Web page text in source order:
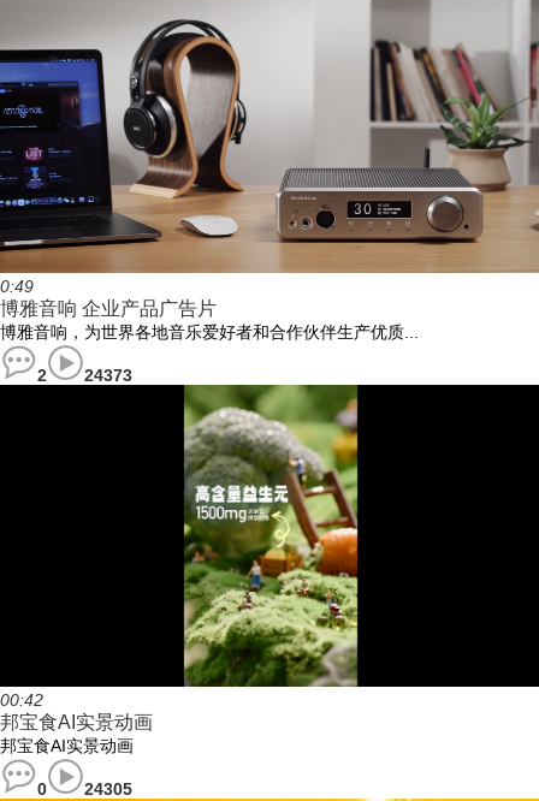
0:49
博雅音响 企业产品广告片
博雅音响，为世界各地音乐爱好者和合作伙伴生产优质...
2 24373
00:42
邦宝食AI实景动画
邦宝食AI实景动画
0 24305